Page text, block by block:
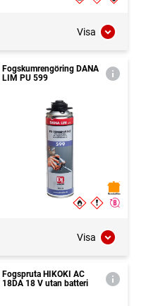
Visa
Fogskumrengöring DANA
LIM PU 599
Visa
Fogspruta HIKOKI AC
18DA 18 V utan batteri